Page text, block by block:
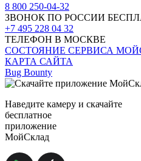
8 800 250-04-32
ЗВОНОК ПО РОССИИ
+7 495 228 04 32
ТЕЛЕФОН В МОСКВЕ
СОСТОЯНИЕ СЕРВИСА
КАРТА САЙТА
Bug Bounty
Наведите камеру и скачайте
бесплатное
приложение
МойСклад